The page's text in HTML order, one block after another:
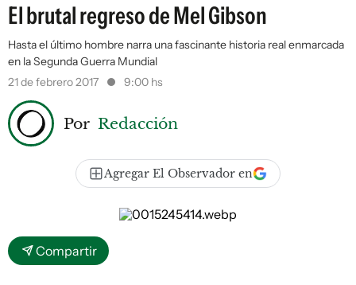
El brutal regreso de Mel Gibson
Hasta el último hombre narra una fascinante historia real enmarcada
en la Segunda Guerra Mundial
21 de febrero 2017
9:00 hs
Por Redacción
Agregar El Observador en
Compartir